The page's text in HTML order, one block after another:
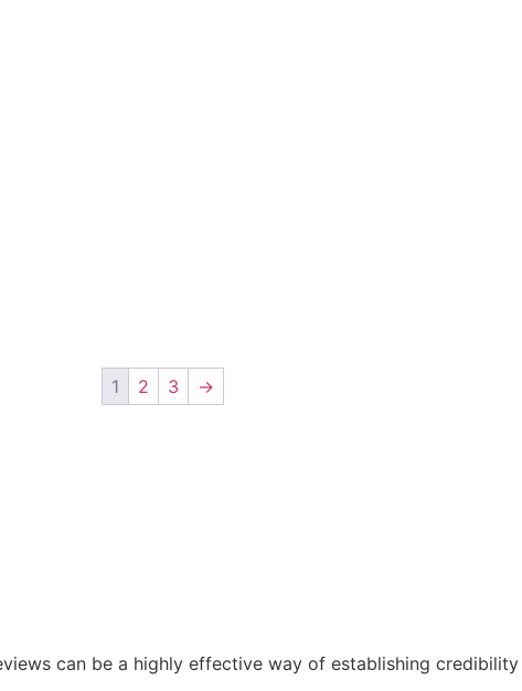
1 2 3 →
can be a highly effective way of establishing